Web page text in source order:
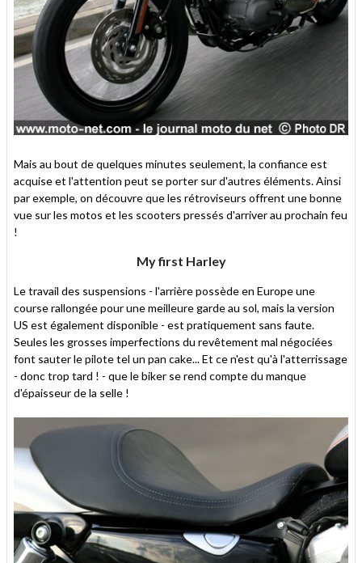
Mais au bout de quelques minutes seulement, la confiance est
acquise et l'attention peut se porter sur d'autres éléments. Ainsi
par exemple, on découvre que les rétroviseurs offrent une bonne
vue sur les motos et les scooters pressés d'arriver au prochain feu
!
My first Harley
Le travail des suspensions - l'arrière possède en Europe une
course rallongée pour une meilleure garde au sol, mais la version
US est également disponible - est pratiquement sans faute.
Seules les grosses imperfections du revêtement mal négociées
font sauter le pilote tel un pan cake... Et ce n'est qu'à l'atterrissage
- donc trop tard ! - que le biker se rend compte du manque
d'épaisseur de la selle !